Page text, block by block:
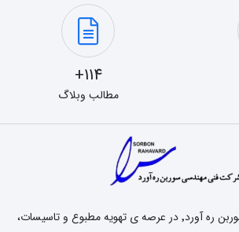
114+
مطالب وبلاگ
شرکت فنی مهندسی سوربن ره آورد٬ در عرصه ی تهویه مطبوع و تاسیسات،